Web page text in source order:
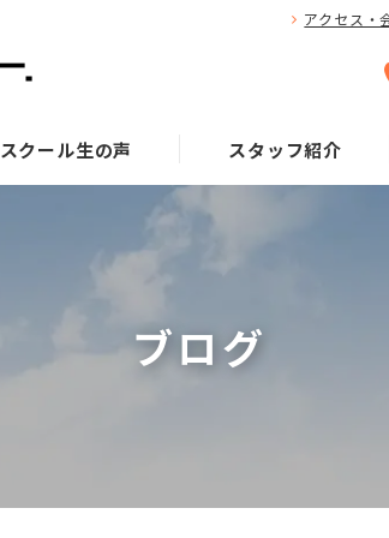
アクセス・
スクール生の声 スタッフ紹介
ブログ